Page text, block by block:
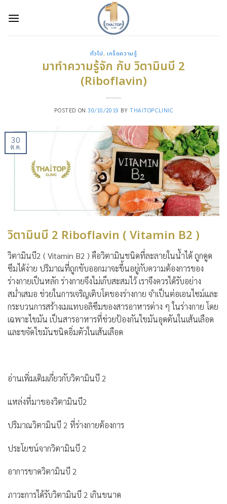
ทั่วไป,เกร็ดความรู้
มาทำความรู้จัก กับ วิตามินบี 2
(Riboflavin)
POSTED ON30/10/2019 BYTHAITOPCLINIC
30
ต.ค.
วิตามินบี 2 Riboflavin ( Vitamin B2 )
วิตามินบี2 ( Vitamin B2 ) คือวิตามินชนิดที่ละลายในน้ำได้ ถูกดูด
ซึมได้ง่าย ปริมาณที่ถูกขับออกมาจะขึ้นอยู่กับความต้องการของ
ร่างกายเป็นหลัก ร่างกายจึงไม่เก็บสะสมไว้ เราจึงควรได้รับอย่าง
สม่ำเสมอ ช่วยในการเจริญเติบโตของร่างกาย จำเป็นต่อเอนไซม์และ
กระบวนการสร้างเมแทบอลิซึมของสารอาหารต่าง ๆ ในร่างกาย โดย
เฉพาะไขมัน เป็นสารอาหารที่ช่วยป้องกันไขมันอุดตันในเส้นเลือด
และขจัดไขมันชนิดอิ่มตัวในเส้นเลือด
อ่านเพิ่มเติมเกี่ยวกับวิตามินบี 2
แหล่งที่มาของวิตามินบี2
ปริมาณวิตามินบี 2 ที่ร่างกายต้องการ
ประโยชน์จากวิตามินบี 2
อาการขาดวิตามินบี 2
ภาวะการได้รับวิตามินบี 2 เกินขนาด